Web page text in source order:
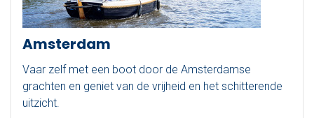
Amsterdam
Vaar zelf met een boot door de Amsterdamse
grachten en geniet van de vrijheid en het schitterende
uitzicht.